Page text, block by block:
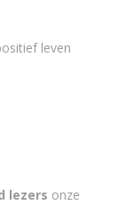
leven
lezers onze